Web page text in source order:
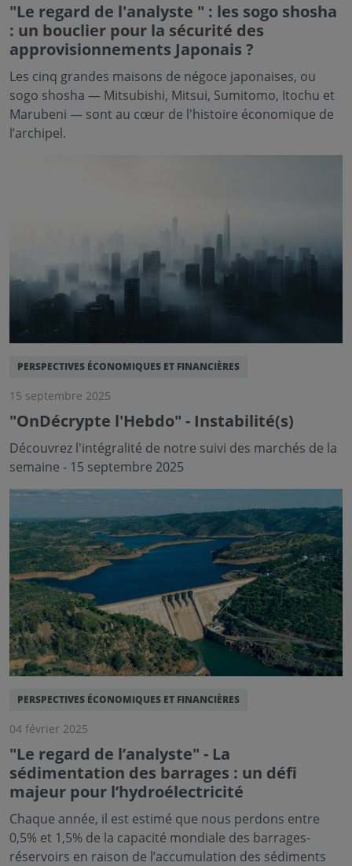
"Le regard de l'analyste " : les sogo shosha
: un bouclier pour la sécurité des
approvisionnements Japonais ?
Les cinq grandes maisons de négoce japonaises, ou
sogo shosha — Mitsubishi, Mitsui, Sumitomo, Itochu et
Marubeni — sont au cœur de l'histoire économique de
l’archipel.
PERSPECTIVES ÉCONOMIQUES ET FINANCIÈRES
15 septembre 2025
"OnDécrypte l'Hebdo" - Instabilité(s)
Découvrez l'intégralité de notre suivi des marchés de la
semaine - 15 septembre 2025
PERSPECTIVES ÉCONOMIQUES ET FINANCIÈRES
04 février 2025
"Le regard de l’analyste" - La
sédimentation des barrages : un défi
majeur pour l’hydroélectricité
Chaque année, il est estimé que nous perdons entre
0,5% et 1,5% de la capacité mondiale des barrages-
réservoirs en raison de l’accumulation des sédiments